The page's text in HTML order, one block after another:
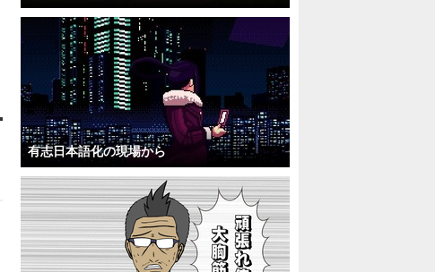
有志日本語化の現場から